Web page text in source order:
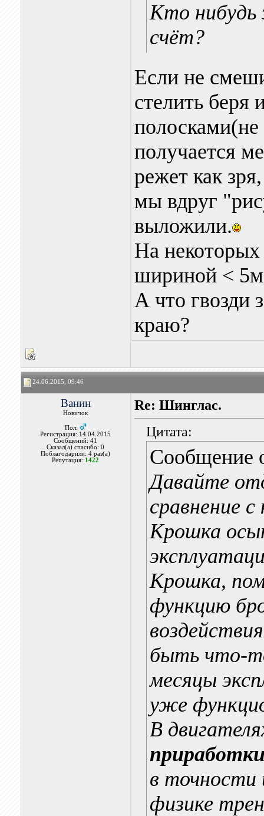
Кто нибудь
счёт?
Если не
стелить беря
полосками(не
получается
режет как
мы вдруг
выложили.
На некоторых
шириной <
А что гвозди
краю?
24.06.2015, 09:46
Ванин
Новичок
Пол:
Регистрация: 14.04.2015
Сообщений: 41
Сказал(а) спасибо: 0
Поблагодарили: 4 раз(а)
Репутация: 1422
Re: Шинглас.
Цитата:
Сообщение
Давайте
сравнение
Крошка
Крошка,
функцию
быть что-
месяцы
уже
В
в точности
физике